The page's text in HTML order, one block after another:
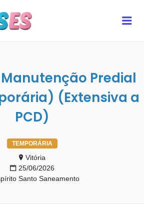
Predial
(Extensiva a
PCD)
TEMPORÁRIA
Vitória
25/06/2026
Santo Saneamento